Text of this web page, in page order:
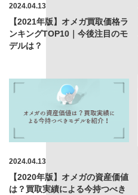
2024.04.13
【2021年版】オメガ買取価格ラ
ンキングTOP10｜今後注目のモ
デルは？
2024.04.13
【2020年版】オメガの資産価値
は？買取実績による今持つべき